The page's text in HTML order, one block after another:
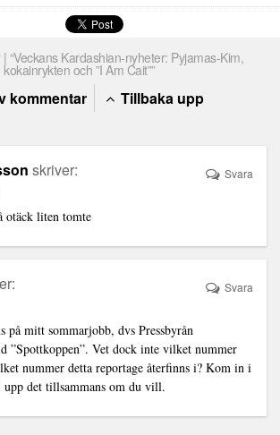
“Veckans Kardashian-nyheter: Pyjamas-Kim,
kokainrykten och ”I Am Cait””
kommentar Tillbaka upp
skriver:
otäck liten tomte
Svara
på mitt sommarjobb, dvs Pressbyrån
”Spottkoppen”. Vet dock inte vilket nummer
nummer detta reportage återfinns i? Kom in i
det tillsammans om du vill.
Svara